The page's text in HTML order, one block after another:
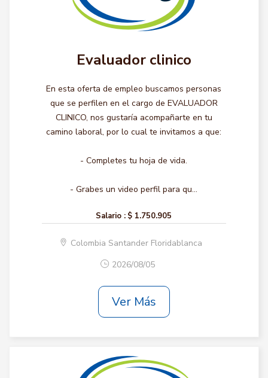
Evaluador clinico
En esta oferta de empleo buscamos personas
que se perfilen en el cargo de EVALUADOR
CLINICO, nos gustaría acompañarte en tu
camino laboral, por lo cual te invitamos a que:
- Completes tu hoja de vida.
- Grabes un video perfil para qu...
Salario : $ 1.750.905
Colombia Santander Floridablanca
2026/08/05
Ver Más